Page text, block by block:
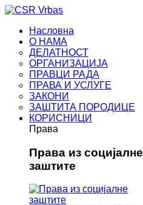
Насловна
О НАМА
ДЕЛАТНОСТ
ОРГАНИЗАЦИЈА
ПРАВЦИ РАДА
ПРАВА И УСЛУГЕ
ЗАКОНИ
ЗАШТИТА ПОРОДИЦЕ
КОРИСНИЦИ
Права
Права из социјалне
заштите